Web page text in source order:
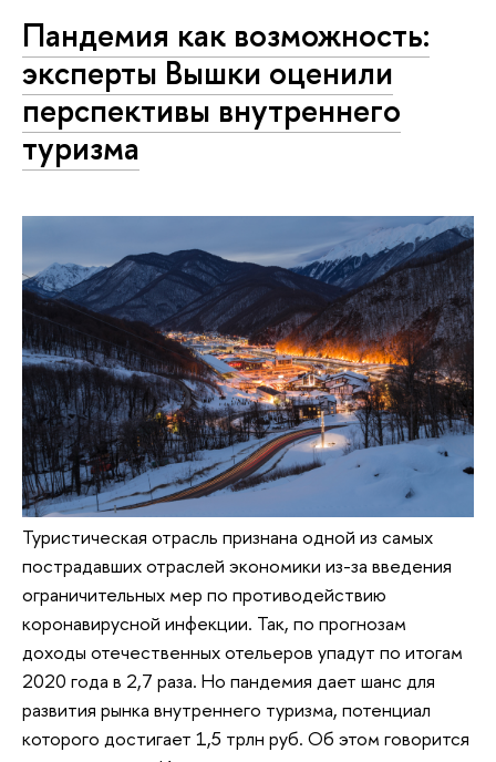
Пандемия как возможность:
эксперты Вышки оценили
перспективы внутреннего
туризма
Туристическая отрасль признана одной из самых
пострадавших отраслей экономики из-за введения
ограничительных мер по противодействию
коронавирусной инфекции. Так, по прогнозам
доходы отечественных отельеров упадут по итогам
2020 года в 2,7 раза. Но пандемия дает шанс для
развития рынка внутреннего туризма, потенциал
которого достигает 1,5 трлн руб. Об этом говорится